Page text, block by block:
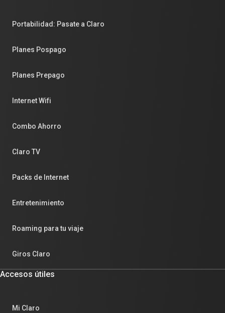
Portabilidad: Pasate a Claro
Planes Pospago
Planes Prepago
Internet Wifi
Combo Ahorro
Claro TV
Packs de Internet
Entretenimiento
Roaming para tu viaje
Giros Claro
Accesos útiles
Mi Claro